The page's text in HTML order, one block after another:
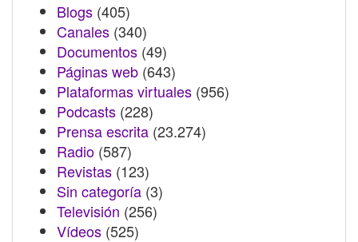
Blogs (405)
Canales (340)
Documentos (49)
Páginas web (643)
Plataformas virtuales (956)
Podcasts (228)
Prensa escrita (23.274)
Radio (587)
Revistas (123)
Sin categoría (3)
Televisión (256)
Vídeos (525)